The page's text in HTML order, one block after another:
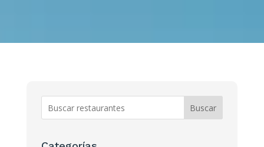
Buscar